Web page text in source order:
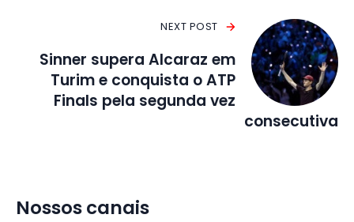
NEXT POST
Sinner supera Alcaraz em
Turim e conquista o ATP
Finals pela segunda vez
consecutiva
Nossos canais